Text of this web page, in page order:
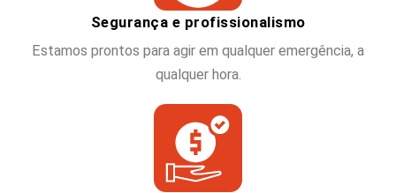
Segurança e profissionalismo
Estamos prontos para agir em qualquer emergência, a
qualquer hora.